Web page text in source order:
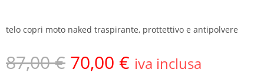
telo copri moto naked traspirante, prottettivo e antipolvere
87,00€ 70,00 € iva inclusa